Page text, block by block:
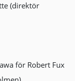
(direktör
för Robert Fux